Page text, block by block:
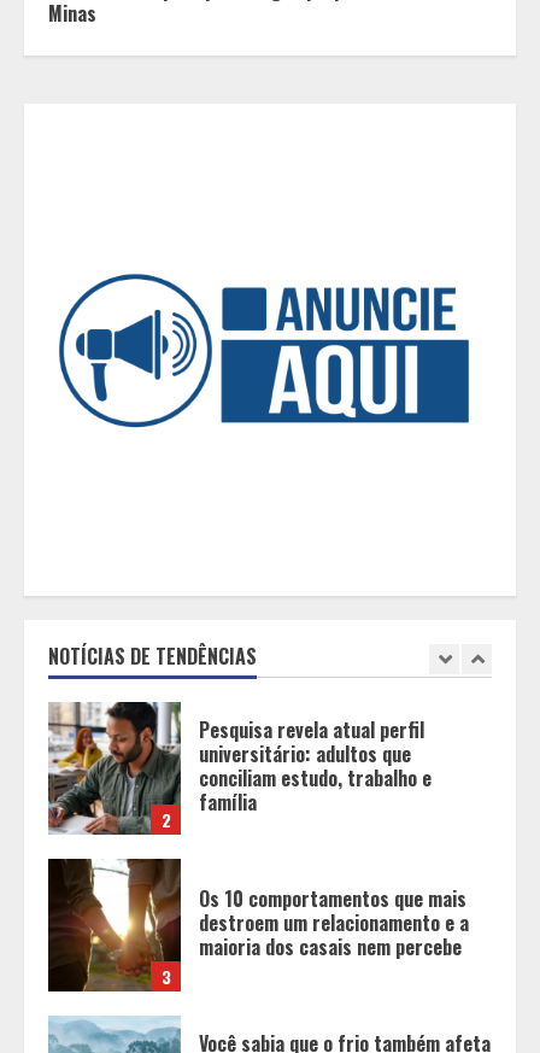
Minas
NOTÍCIAS DE TENDÊNCIAS
5
transformar o WhatsApp em um
canal menos confiável para os
usuários, diz especialista
Entrada na escolinha não significa
2
universitário: adultos que
família
3
Os 10 comportamentos que mais
destroem um relacionamento e a
maioria dos casais nem percebe
4
Você sabia que o frio também afeta
os pneus? Veja cuidados
fundamentais antes de pegar a
estrada no inverno
Projeto em análise no Senado pode